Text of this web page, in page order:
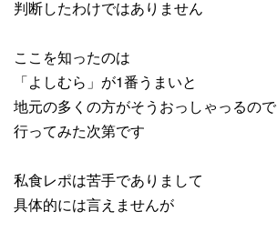
判断したわけではありません
ここを知ったのは
「よしむら」が1番うまいと
地元の多くの方がそうおっしゃっるので
行ってみた次第です
私食レポは苦手でありまして
具体的には言えませんが